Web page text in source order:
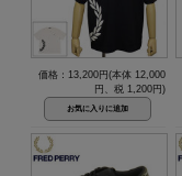
価格：13,200円(本体 12,000
円、税 1,200円)